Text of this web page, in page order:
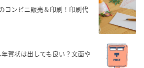
コンビニ販売＆印刷！印刷代
賀状は出しても良い？文面や